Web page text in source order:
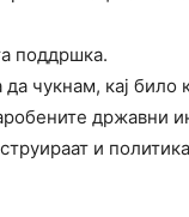
поддршка.
чукнам, кај било
државни
и